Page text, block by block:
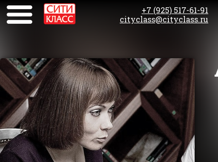
+7 (925) 517-61-91
cityclass@cityclass.ru